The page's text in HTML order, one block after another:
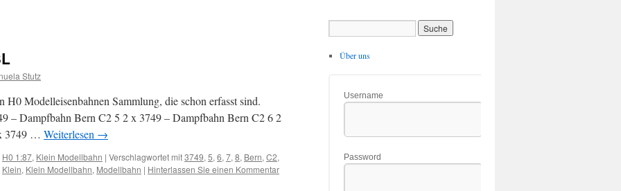
Stutz
Modelleisenbahnen Sammlung, die schon erfasst sind.
– Dampfbahn Bern C2 5 2 x 3749 – Dampfbahn Bern C2 6 2
3749 … Weiterlesen →
H0 1:87, Klein Modellbahn | Verschlagwortet mit3749, 5, 6, 7, 8, Bern, C2,
Klein, Klein Modellbahn, Modellbahn | Hinterlassen Sie einen Kommentar
Über uns
Username
Password